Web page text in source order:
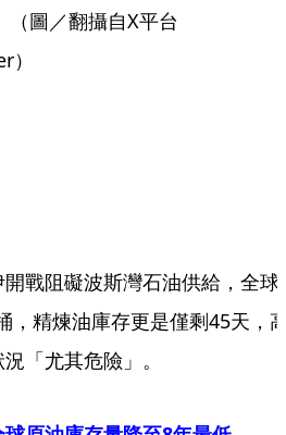
（圖／翻攝自X平台
戰阻礙波斯灣石油供給，全球
，精煉油庫存更是僅剩45天，
「尤其危險」。